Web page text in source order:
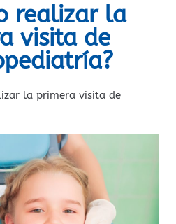
realizar la
visita de
la primera visita de